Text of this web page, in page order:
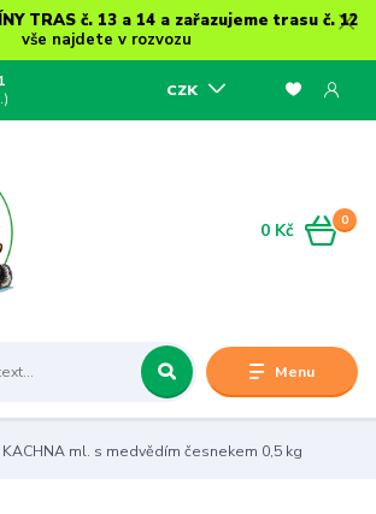
TRAS č. 13 a 14 a zařazujeme trasu č. 12
vše najdete v rozvozu
Menu
CZK
0
0 Kč
KACHNA ml. s medvědím česnekem 0,5 kg